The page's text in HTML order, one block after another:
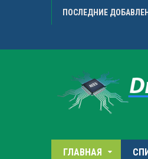
ПОСЛЕДНИЕ
ГЛАВНАЯ